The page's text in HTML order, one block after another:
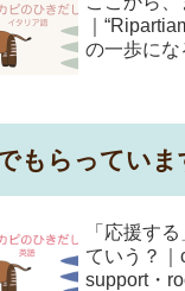
｜
の一歩にな
もらっていま
「応援す
ていう？｜
support・